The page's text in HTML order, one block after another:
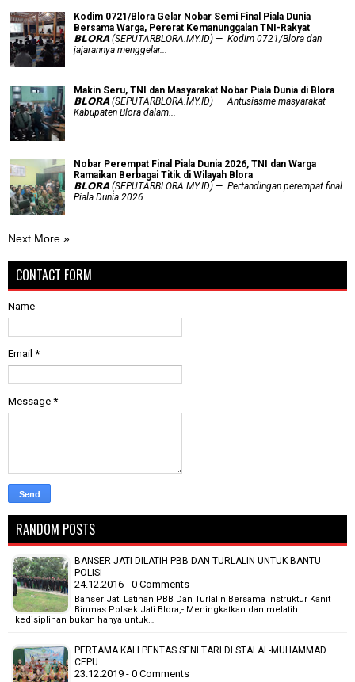
Kodim 0721/Blora Gelar Nobar Semi Final Piala Dunia
Bersama Warga, Pererat Kemanunggalan TNI-Rakyat
𝗕𝗟𝗢𝗥𝗔 (SEPUTARBLORA.MY.ID) — Kodim 0721/Blora dan
jajarannya menggelar...
Makin Seru, TNI dan Masyarakat Nobar Piala Dunia di Blora
𝗕𝗟𝗢𝗥𝗔 (SEPUTARBLORA.MY.ID) — Antusiasme masyarakat
Kabupaten Blora dalam...
Nobar Perempat Final Piala Dunia 2026, TNI dan Warga
Ramaikan Berbagai Titik di Wilayah Blora
𝗕𝗟𝗢𝗥𝗔 (SEPUTARBLORA.MY.ID) — Pertandingan perempat final
Piala Dunia 2026...
Next More »
CONTACT FORM
Name
Email *
Message *
RANDOM POSTS
BANSER JATI DILATIH PBB DAN TURLALIN UNTUK BANTU
POLISI
24.12.2016 - 0 Comments
Banser Jati Latihan PBB Dan Turlalin Bersama Instruktur Kanit
Binmas Polsek Jati Blora,- Meningkatkan dan melatih
kedisiplinan bukan hanya untuk…
PERTAMA KALI PENTAS SENI TARI DI STAI AL-MUHAMMAD
CEPU
23.12.2019 - 0 Comments